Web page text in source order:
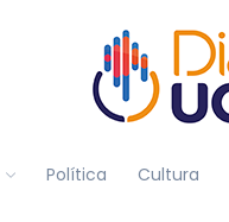
Política Cultura